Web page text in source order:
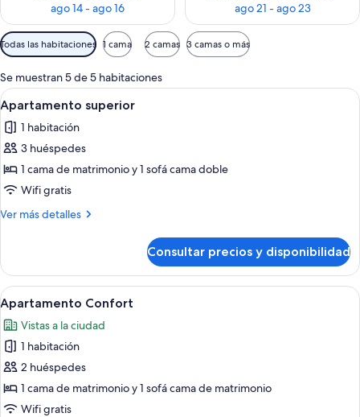
ago 14 - ago 16
ago 21 - ago 23
Filtros
disponibles
para
las
habitaciones
Todas las habitaciones 1 cama 2 camas 3 camas o más
Se muestran 5 de 5 habitaciones
Abrir
todas
las
fotos
de
Apartamento
superior
Un salón con una pared de piedra,
2
Apartamento superior
1 habitación
3 huéspedes
1 cama de matrimonio y 1 sofá cama doble
Wifi gratis
Ver más detalles
Más
superior
Consultar precios y disponibilidad
Abrir
todas
las
fotos
de
Apartamento
Confort
Una sala de estar moderna con un
7
Apartamento Confort
Vistas a la ciudad
1 habitación
2 huéspedes
1 cama de matrimonio y 1 sofá cama de matrimonio
Wifi gratis